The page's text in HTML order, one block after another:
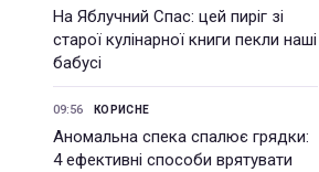
На Яблучний Спас: цей пиріг зі
старої кулінарної книги пекли наші
бабусі
09:56 КОРИСНЕ
Аномальна спека спалює грядки:
4 ефективні способи врятувати